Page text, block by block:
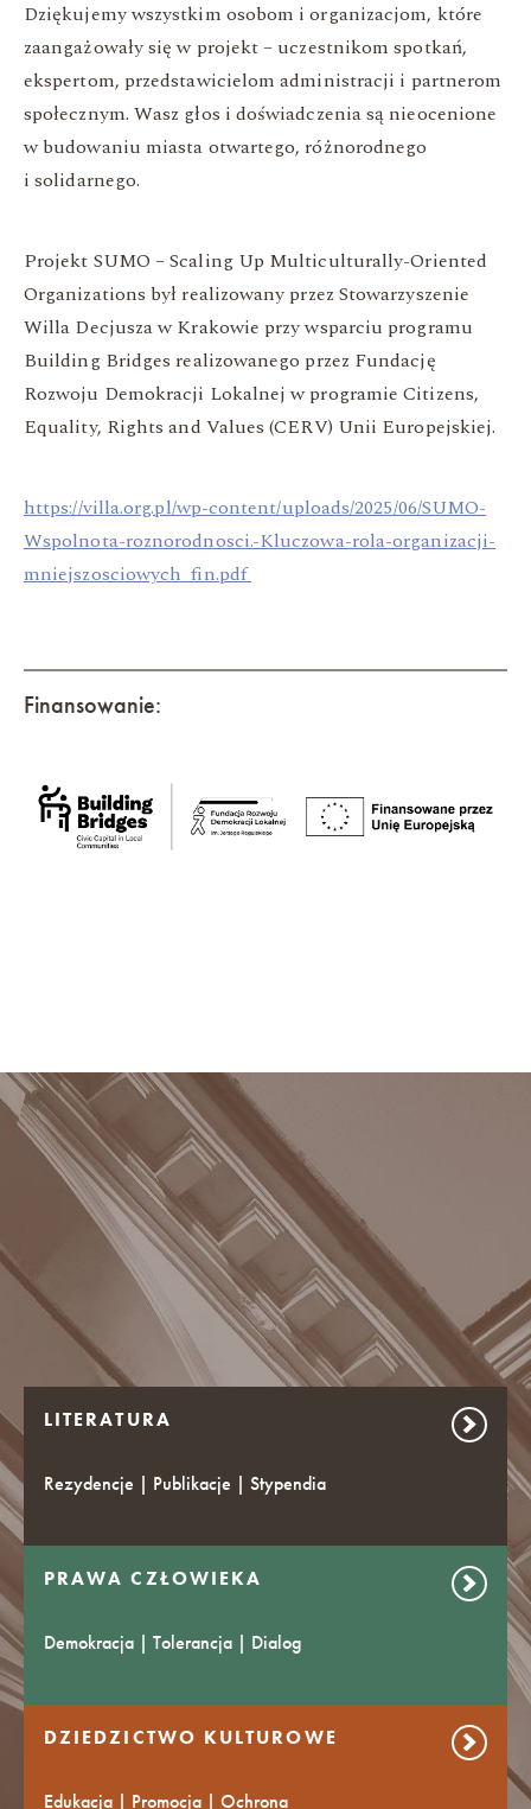
Dziękujemy wszystkim osobom i organizacjom, które
zaangażowały się w projekt – uczestnikom spotkań,
ekspertom, przedstawicielom administracji i partnerom
społecznym. Wasz głos i doświadczenia są nieocenione
w budowaniu miasta otwartego, różnorodnego
i solidarnego.
Projekt SUMO – Scaling Up Multiculturally-Oriented
Organizations był realizowany przez Stowarzyszenie
Willa Decjusza w Krakowie przy wsparciu programu
Building Bridges realizowanego przez Fundację
Rozwoju Demokracji Lokalnej w programie Citizens,
Equality, Rights and Values (CERV) Unii Europejskiej.
https://villa.org.pl/wp-content/uploads/2025/06/SUMO-
Wspolnota-roznorodnosci.-Kluczowa-rola-organizacji-
mniejszosciowych_fin.pdf
Finansowanie:
LITERATURA
Rezydencje | Publikacje | Stypendia
PRAWA CZŁOWIEKA
Demokracja | Tolerancja | Dialog
DZIEDZICTWO KULTUROWE
Edukacja | Promocja | Ochrona